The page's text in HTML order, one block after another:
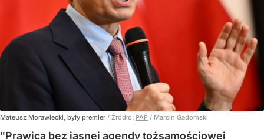
Mateusz Morawiecki, były premier / Źródło: PAP / Marcin Gadomski
"Prawica bez jasnej agendy tożsamościowej